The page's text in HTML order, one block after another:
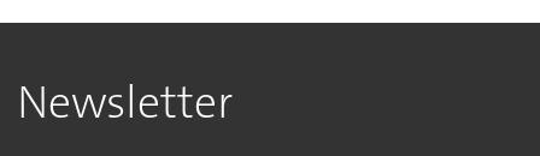
Newsletter